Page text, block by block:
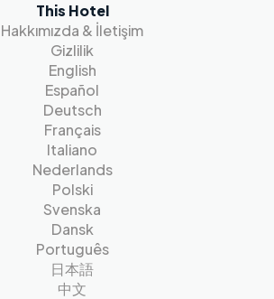
This Hotel
Hakkımızda & İletişim
Gizlilik
English
Español
Deutsch
Français
Italiano
Nederlands
Polski
Svenska
Dansk
Português
日本語
中文